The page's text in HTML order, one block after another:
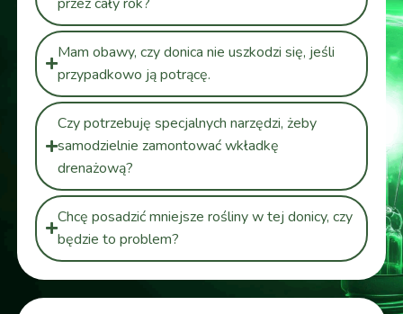
Mam obawy, czy donica nie uszkodzi się, jeśli
przypadkowo ją potrącę.
Czy potrzebuję specjalnych narzędzi, żeby
samodzielnie zamontować wkładkę
drenażową?
Chcę posadzić mniejsze rośliny w tej donicy, czy
będzie to problem?